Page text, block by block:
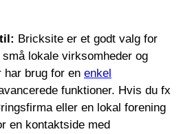
Bricksite er et godt valg for
lokale virksomheder og
har brug for en enkel
funktioner. Hvis du fx
eller en lokal forening
en kontaktside med